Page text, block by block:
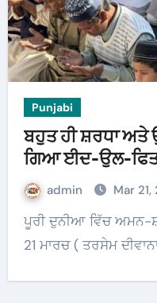
Punjabi
ਬਹੁਤ ਹੀ ਸ਼ਰਧਾ
ਗਿਆ ਈਦ-ਉਲ-
admin Mar
ਪੂਰੀ ਦੁਨੀਆ ਵਿੱਚ ਅਮਨ-ਸ਼ਾਂਤੀ ਲਈ ਦੁਆ ਮੰਗੀ ਹੁਸ਼ਿਆਰਪੁਰ
21 ਮਾਰਚ ( ਤਰਸੇਮ